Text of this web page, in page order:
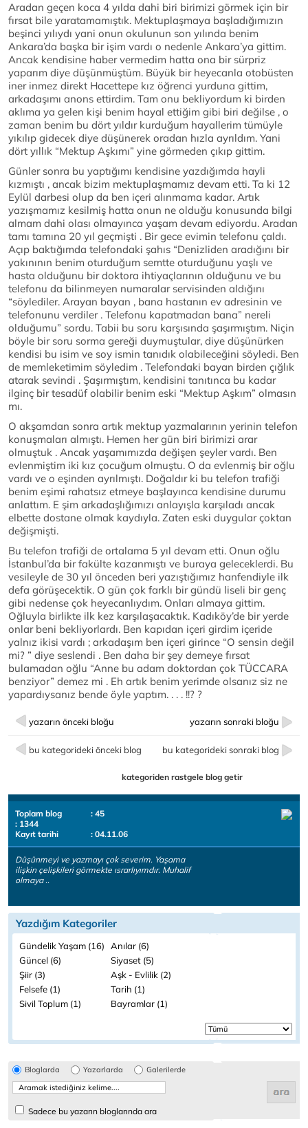
Aradan geçen koca 4 yılda dahi biri birimizi görmek için bir
fırsat bile yaratamamıştık. Mektuplaşmaya başladığımızın
beşinci yılıydı yani onun okulunun son yılında benim
Ankara’da başka bir işim vardı o nedenle Ankara’ya gittim.
Ancak kendisine haber vermedim hatta ona bir sürpriz
yaparım diye düşünmüştüm. Büyük bir heyecanla otobüsten
iner inmez direkt Hacettepe kız öğrenci yurduna gittim,
arkadaşımı anons ettirdim. Tam onu bekliyordum ki birden
aklıma ya gelen kişi benim hayal ettiğim gibi biri değilse , o
zaman benim bu dört yıldır kurduğum hayallerim tümüyle
yıkılıp gidecek diye düşünerek oradan hızla ayrıldım. Yani
dört yıllık “Mektup Aşkımı” yine görmeden çıkıp gittim.
Günler sonra bu yaptığımı kendisine yazdığımda hayli
kızmıştı , ancak bizim mektuplaşmamız devam etti. Ta ki 12
Eylül darbesi olup da ben içeri alınmama kadar. Artık
yazışmamız kesilmiş hatta onun ne olduğu konusunda bilgi
almam dahi olası olmayınca yaşam devam ediyordu. Aradan
tamı tamına 20 yıl geçmişti . Bir gece evimin telefonu çaldı.
Açıp baktığımda telefondaki şahıs “Denizliden aradığını bir
yakınının benim oturduğum semtte oturduğunu yaşlı ve
hasta olduğunu bir doktora ihtiyaçlarının olduğunu ve bu
telefonu da bilinmeyen numaralar servisinden aldığını
“söylediler. Arayan bayan , bana hastanın ev adresinin ve
telefonunu verdiler . Telefonu kapatmadan bana” nereli
olduğumu” sordu. Tabii bu soru karşısında şaşırmıştım. Niçin
böyle bir soru sorma gereği duymuştular, diye düşünürken
kendisi bu isim ve soy ismin tanıdık olabileceğini söyledi. Ben
de memleketimim söyledim . Telefondaki bayan birden çığlık
atarak sevindi . Şaşırmıştım, kendisini tanıtınca bu kadar
ilginç bir tesadüf olabilir benim eski “Mektup Aşkım” olmasın
mı.
O akşamdan sonra artık mektup yazmalarının yerinin telefon
konuşmaları almıştı. Hemen her gün biri birimizi arar
olmuştuk . Ancak yaşamımızda değişen şeyler vardı. Ben
evlenmiştim iki kız çocuğum olmuştu. O da evlenmiş bir oğlu
vardı ve o eşinden ayrılmıştı. Doğaldır ki bu telefon trafiği
benim eşimi rahatsız etmeye başlayınca kendisine durumu
anlattım. E şim arkadaşlığımızı anlayışla karşıladı ancak
elbette dostane olmak kaydıyla. Zaten eski duygular çoktan
değişmişti.
Bu telefon trafiği de ortalama 5 yıl devam etti. Onun oğlu
İstanbul’da bir fakülte kazanmıştı ve buraya geleceklerdi. Bu
vesileyle de 30 yıl önceden beri yazıştığımız hanfendiyle ilk
defa görüşecektik. O gün çok farklı bir gündü liseli bir genç
gibi nedense çok heyecanlıydım. Onları almaya gittim.
Oğluyla birlikte ilk kez karşılaşacaktık. Kadıköy’de bir yerde
onlar beni bekliyorlardı. Ben kapıdan içeri girdim içeride
yalnız ikisi vardı ; arkadaşım ben içeri girince “O sensin değil
mi? ” diye seslendi . Ben daha bir şey demeye fırsat
bulamadan oğlu “Anne bu adam doktordan çok TÜCCARA
benziyor” demez mi . Eh artık benim yerimde olsanız siz ne
yapardıysanız bende öyle yaptım. . . . !!? ?
yazarın önceki bloğu yazarın sonraki bloğu
bu kategorideki önceki blog bu kategorideki sonraki blog
kategoriden rastgele blog getir
Toplam blog
: 45
: 1344
Kayıt tarihi
: 04.11.06
Düşünmeyi ve yazmayı çok severim. Yaşama
ilişkin çelişkileri görmekte ısrarlıyımdır. Muhalif
olmaya ..
Yazdığım Kategoriler
Gündelik Yaşam (16)
Anılar (6)
Güncel (6)
Siyaset (5)
Şiir (3)
Aşk - Evlilik (2)
Felsefe (1)
Tarih (1)
Sivil Toplum (1)
Bayramlar (1)
Bloglarda Yazarlarda Galerilerde
Sadece bu yazarın bloglarında ara